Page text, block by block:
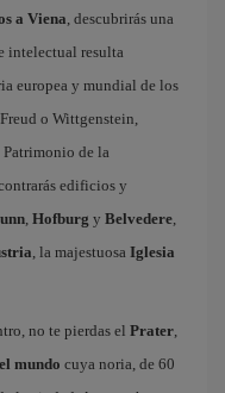
a Viena, descubrirás una
intelectual resulta
europea y mundial de los
o Wittgenstein,
de la
edificios y
, Hofburg y Belvedere,
, la majestuosa Iglesia
no te pierdas el Prater,
mundo cuya noria, de 60